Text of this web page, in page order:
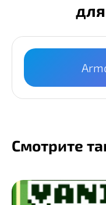
Смотрите